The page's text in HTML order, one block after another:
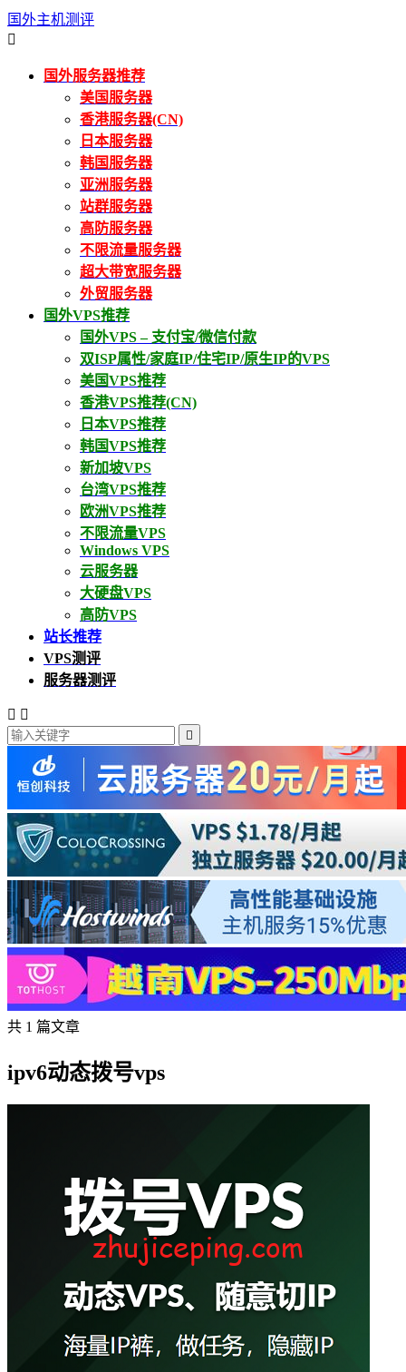
国外主机测评

国外服务器推荐
美国服务器
香港服务器(CN)
日本服务器
韩国服务器
亚洲服务器
站群服务器
高防服务器
不限流量服务器
超大带宽服务器
外贸服务器
国外VPS推荐
国外VPS – 支付宝/微信付款
双ISP属性/家庭IP/住宅IP/原生IP的VPS
美国VPS推荐
香港VPS推荐(CN)
日本VPS推荐
韩国VPS推荐
新加坡VPS
台湾VPS推荐
欧洲VPS推荐
不限流量VPS
Windows VPS
云服务器
大硬盘VPS
高防VPS
站长推荐
VPS测评
服务器测评
 

共 1 篇文章
ipv6动态拨号vps